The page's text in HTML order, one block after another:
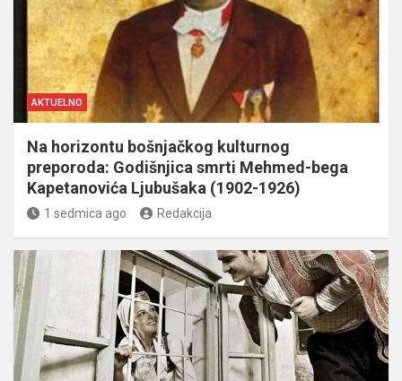
AKTUELNO
Na horizontu bošnjačkog kulturnog
preporoda: Godišnjica smrti Mehmed-bega
Kapetanovića Ljubušaka (1902-1926)
1 sedmica ago Redakcija